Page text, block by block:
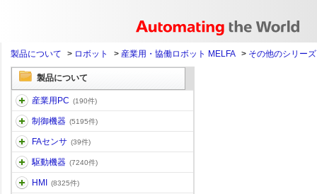
製品について > ロボット > 産業用・協働ロボット MELFA > その他のシリーズ
製品について
産業用PC (190件)
制御機器 (5195件)
FAセンサ (39件)
駆動機器 (7240件)
HMI (8325件)